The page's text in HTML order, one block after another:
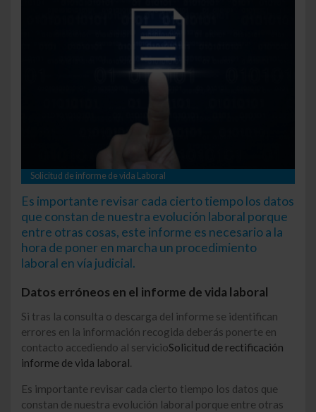
Solicitud de informe de vida Laboral
Es importante revisar cada cierto tiempo los datos
que constan de nuestra evolución laboral porque
entre otras cosas, este informe es necesario a la
hora de poner en marcha un procedimiento
laboral en vía judicial.
Datos erróneos en el informe de vida laboral
Si tras la consulta o descarga del informe se identifican
errores en la información recogida deberás ponerte en
contacto accediendo al servicioSolicitud de rectificación
informe de vida laboral.
Es importante revisar cada cierto tiempo los datos que
constan de nuestra evolución laboral porque entre otras